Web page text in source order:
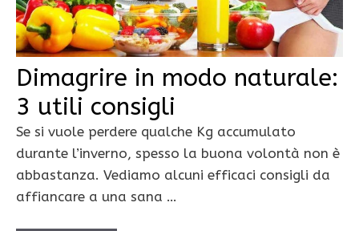
Dimagrire in modo naturale:
3 utili consigli
Se si vuole perdere qualche Kg accumulato
durante l’inverno, spesso la buona volontà non è
abbastanza. Vediamo alcuni efficaci consigli da
affiancare a una sana …